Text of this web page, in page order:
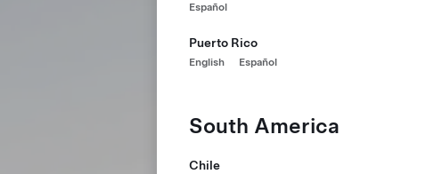
Español
Puerto Rico
English Español
South America
Chile